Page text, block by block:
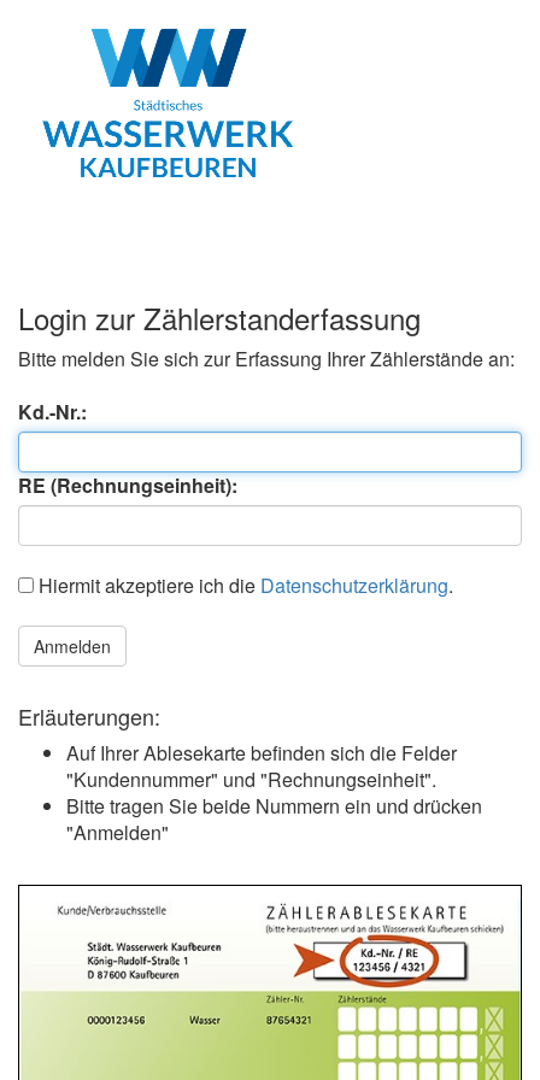
Login zur Zählerstanderfassung
Bitte melden Sie sich zur Erfassung Ihrer Zählerstände an:
Kd.-Nr.:
RE (Rechnungseinheit):
Hiermit akzeptiere ich die Datenschutzerklärung.
Anmelden
Erläuterungen:
Auf Ihrer Ablesekarte befinden sich die Felder
"Kundennummer" und "Rechnungseinheit".
Bitte tragen Sie beide Nummern ein und drücken
"Anmelden"